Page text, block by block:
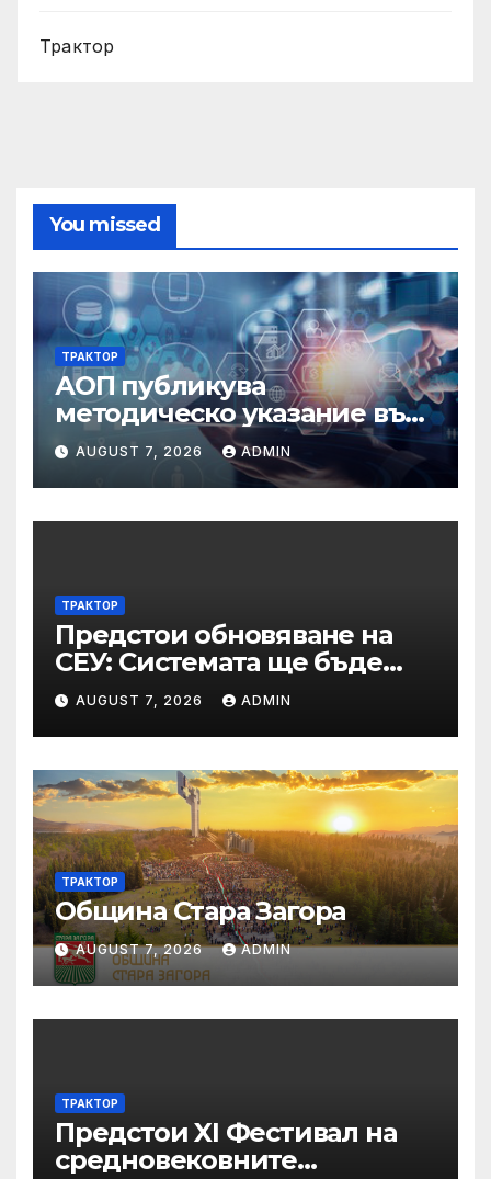
Трактор
You missed
ТРАКТОР
АОП публикува
методическо указание във
връзка с промени в
основанията за
задължително
отстраняване на кандидати
AUGUST 7, 2026 ADMIN
ТРАКТОР
Предстои обновяване на
СЕУ: Системата ще бъде
временно недостъпна на 10
и 11 август 2026 г.
AUGUST 7, 2026 ADMIN
ТРАКТОР
Община Стара Загора
AUGUST 7, 2026 ADMIN
ТРАКТОР
Предстои XI Фестивал на
средновековните